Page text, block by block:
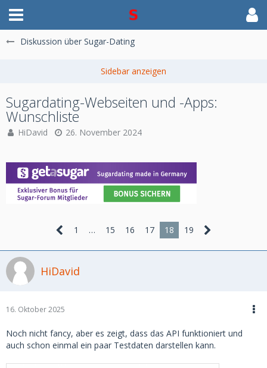
Diskussion über Sugar-Dating
Sugardating-Webseiten und -Apps:
Wunschliste
HiDavid 26. November 2024
1 … 15 16 17 18 19
HiDavid
16. Oktober 2025
Noch nicht fancy, aber es zeigt, dass das API funktioniert und
auch schon einmal ein paar Testdaten darstellen kann.